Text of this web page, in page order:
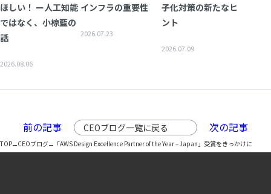
ほしい！ ー人工知能
ではなく、小椋藍の
話
2026.08.06
インフラの重要性
2026.07.23
子化対策の新たなヒ
ント
2026.07.09
前の記事 次の記事
CEOブログ一覧に戻る
TOP–CEOブログ– 「AWS Design Excellence Partner of the Year – Japan」受賞をきっかけに